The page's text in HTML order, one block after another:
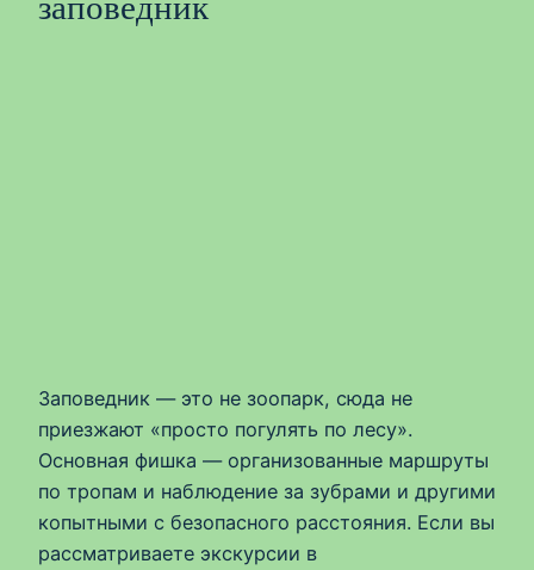
Заповедник — это не зоопарк, сюда не
приезжают «просто погулять по лесу».
Основная фишка — организованные маршруты
по тропам и наблюдение за зубрами и другими
копытными с безопасного расстояния. Если вы
рассматриваете экскурсии в